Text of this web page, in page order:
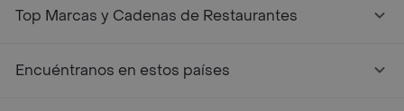
Top Marcas y Cadenas de Restaurantes
Encuéntranos en estos países